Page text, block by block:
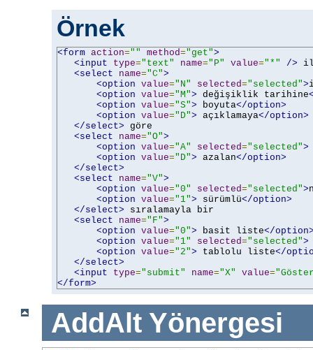
Örnek
<form action="" method="get">
<input
type="text" name="P" value="*" />
<select
name="C">
<option value="N" selected="selected">
<option value="M"> değişiklik tarihine
<option value="S"> boyuta</option>
<option value="D"> açıklamaya</option>
</select> göre
<select
name="O">
<option value="A" selected="selected">
<option value="D"> azalan</option>
</select>
<select
name="V">
<option value="0" selected="selected">
<option value="1"> sürümlü</option>
</select> sıralamayla bir
<select
name="F">
<option value="0"> basit liste</
<option value="1" selected="selected">
<option value="2"> tablolu liste</
</select>
<input
type="submit" name="X" value=
</form>
AddAlt Yönergesi